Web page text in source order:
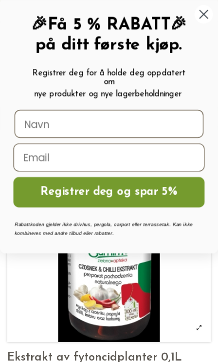
My wishlist ( 0
Menu Søk Logg inn Handlevogn
Hjem
Ekstrakt av fytoncidplanter 0,1L
Ekstrakt av fytoncidplanter 0,1L
🎉Få 5 % RABATT🎉
på ditt første kjøp.
Registrer deg for å holde deg oppdatert
om
nye produkter og nye lagerbeholdninger
Registrer deg og spar 5%
Rabattkoden gjelder ikke drivhus, pergola, carport eller terrassetak. Kan ikke
kombineres med andre tilbud eller rabatter.